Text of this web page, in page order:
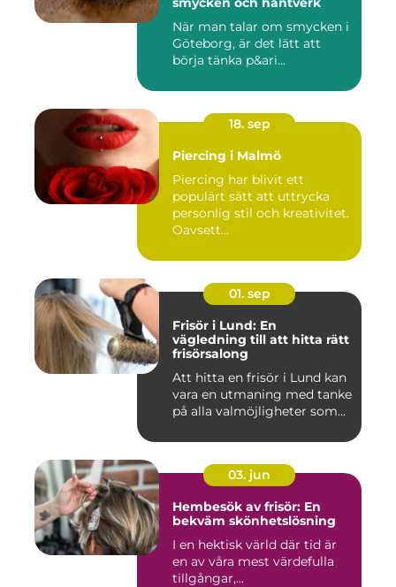
När man talar om smycken i
Göteborg, är det lätt att
börja tänka p&ari...
18. sep
Piercing i Malmö
Piercing har blivit ett
populärt sätt att uttrycka
personlig stil och kreativitet.
Oavsett...
01. sep
Frisör i Lund: En
vägledning till att hitta rätt
frisörsalong
Att hitta en frisör i Lund kan
vara en utmaning med tanke
på alla valmöjligheter som...
03. jun
Hembesök av frisör: En
bekväm skönhetslösning
I en hektisk värld där tid är
en av våra mest värdefulla
tillgångar,...